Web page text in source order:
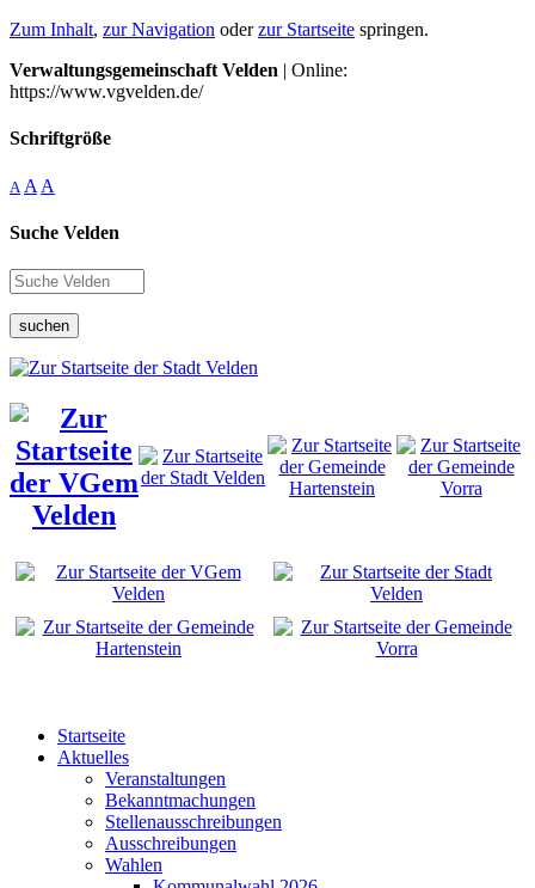
Zum Inhalt, zur Navigation oderzur Startseite springen.
Verwaltungsgemeinschaft Velden | Online:
https://www.vgvelden.de/
Schriftgröße
A A A
Suche Velden
suchen
Startseite
Aktuelles
Veranstaltungen
Bekanntmachungen
Stellenausschreibungen
Ausschreibungen
Wahlen